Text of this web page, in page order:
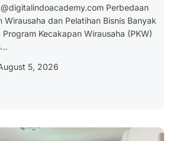
Perbedaan
Wirausaha dan Pelatihan Bisnis Banyak
Kecakapan Wirausaha (PKW)
5, 2026